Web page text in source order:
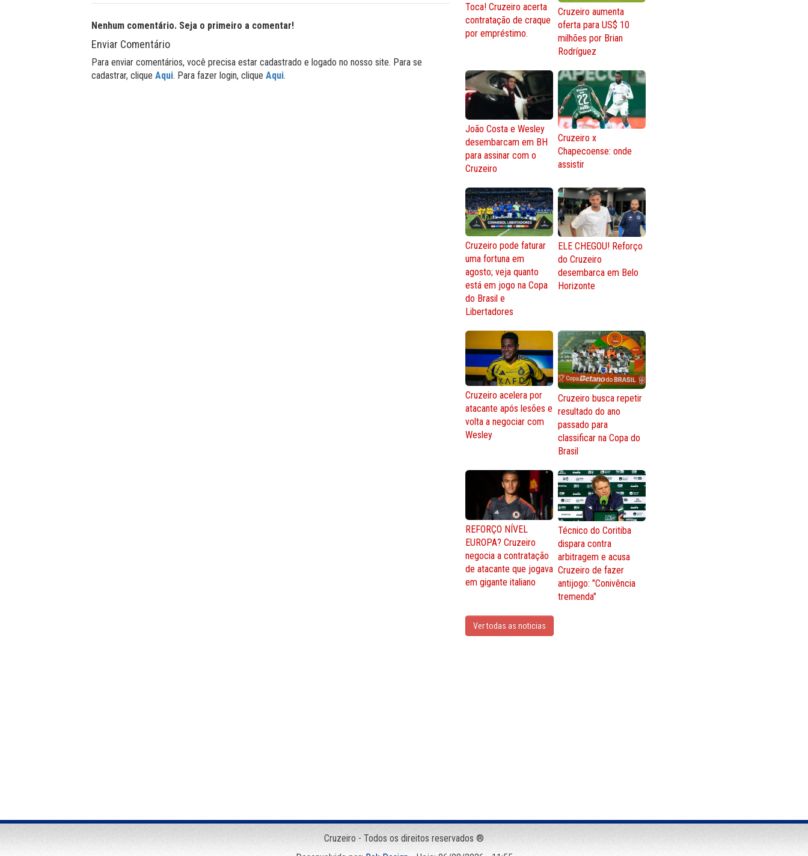
Nenhum comentário. Seja o primeiro a comentar!
Enviar Comentário
Para enviar comentários, você precisa estar cadastrado e logado no nosso site. Para se
cadastrar, clique Aqui. Para fazer login, clique Aqui.
Toca! Cruzeiro acerta
contratação de craque
por empréstimo.
Cruzeiro aumenta
oferta para US$ 10
milhões por Brian
Rodríguez
João Costa e Wesley
desembarcam em BH
para assinar com o
Cruzeiro
Cruzeiro x
Chapecoense: onde
assistir
Cruzeiro pode faturar
uma fortuna em
agosto; veja quanto
está em jogo na Copa
do Brasil e
Libertadores
ELE CHEGOU! Reforço
do Cruzeiro
desembarca em Belo
Horizonte
Cruzeiro acelera por
atacante após lesões e
volta a negociar com
Wesley
Cruzeiro busca repetir
resultado do ano
passado para
classificar na Copa do
Brasil
REFORÇO NÍVEL
EUROPA? Cruzeiro
negocia a contratação
de atacante que jogava
em gigante italiano
Técnico do Coritiba
dispara contra
arbitragem e acusa
Cruzeiro de fazer
antijogo: "Conivência
tremenda"
Ver todas as noticias
Cruzeiro - Todos os direitos reservados ®